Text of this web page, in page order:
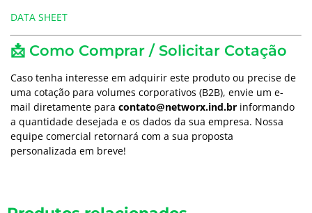
DATA SHEET
📩 Como Comprar / Solicitar Cotação
Caso tenha interesse em adquirir este produto ou precise de
uma cotação para volumes corporativos (B2B), envie um e-
mail diretamente para contato@networx.ind.br informando
a quantidade desejada e os dados da sua empresa. Nossa
equipe comercial retornará com a sua proposta
personalizada em breve!